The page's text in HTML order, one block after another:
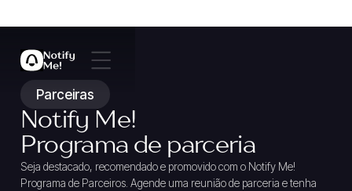
Parceiras
Notify Me!
Programa de parceria
Seja destacado, recomendado e promovido com o Notify Me!
Programa de Parceiros. Agende uma reunião de parceria e tenha